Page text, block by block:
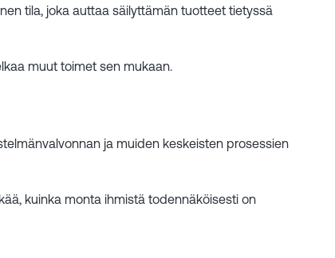
tila, joka auttaa säilyttämän tuotteet tietyssä
muut toimet sen mukaan.
ja muiden keskeisten prosessien
kuinka monta ihmistä todennäköisesti on